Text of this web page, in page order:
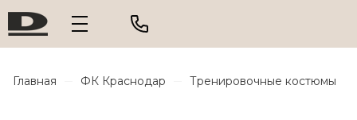
Главная ФК Краснодар Тренировочные костюмы